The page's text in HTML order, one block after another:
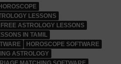
LESSONS
FREE ASTROLOGY LESSONS
IN TAMIL
HOROSCOPE SOFTWARE
ASTROLOGY